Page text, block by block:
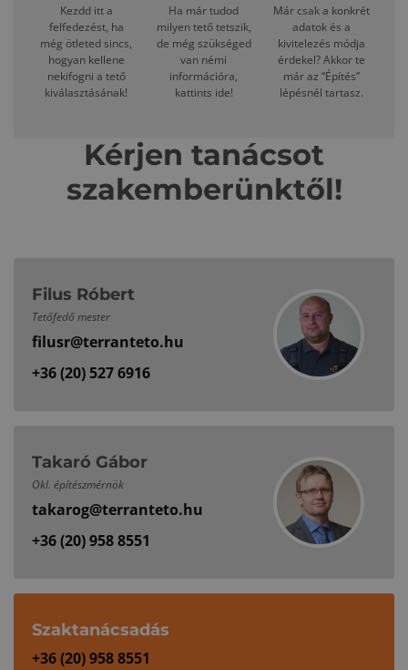
Kezdd itt a
felfedezést, ha
még ötleted sincs,
hogyan kellene
nekifogni a tető
kiválasztásának!
Ha már tudod
milyen tető tetszik,
de még szükséged
van némi
információra,
kattints ide!
Már csak a konkrét
adatok és a
kivitelezés módja
érdekel? Akkor te
már az “Építés”
lépésnél tartasz.
Kérjen tanácsot
szakemberünktől!
Filus Róbert
Tetőfedő mester
filusr@terranteto.hu
+36 (20) 527 6916
Takaró Gábor
Okl. építészmérnök
takarog@terranteto.hu
+36 (20) 958 8551
Szaktanácsadás
+36 (20) 958 8551